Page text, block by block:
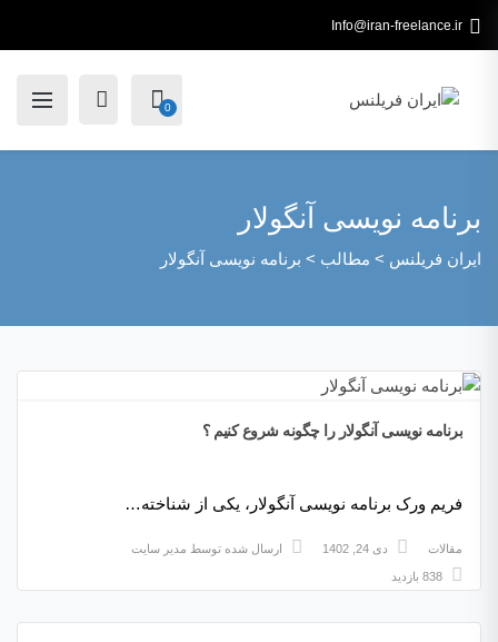
Info@iran-freelance.ir
0
برنامه نویسی آنگولار
ایران فریلنس > مطالب > برنامه نویسی آنگولار
برنامه نویسی آنگولار را چگونه شروع کنیم ؟
فریم ورک برنامه نویسی آنگولار، یکی از شناخته…
مقالات دی 24, 1402 ارسال شده توسط مدیر سایت